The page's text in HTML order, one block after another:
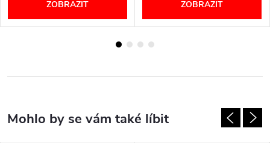
ZOBRAZIT ZOBRAZIT